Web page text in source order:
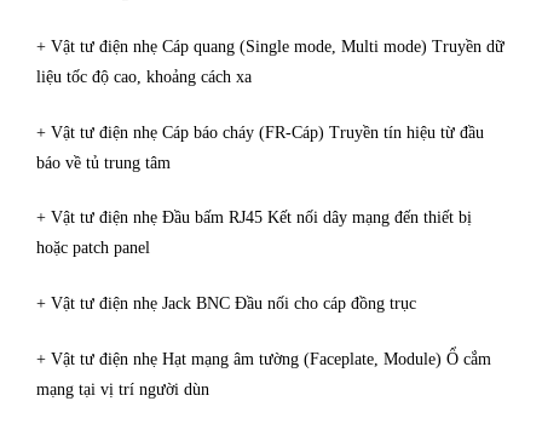
+ Vật tư điện nhẹ Cáp quang (Single mode, Multi mode) Truyền dữ
liệu tốc độ cao, khoảng cách xa
+ Vật tư điện nhẹ Cáp báo cháy (FR-Cáp) Truyền tín hiệu từ đầu
báo về tủ trung tâm
+ Vật tư điện nhẹ Đầu bấm RJ45 Kết nối dây mạng đến thiết bị
hoặc patch panel
+ Vật tư điện nhẹ Jack BNC Đầu nối cho cáp đồng trục
+ Vật tư điện nhẹ Hạt mạng âm tường (Faceplate, Module) Ổ cắm
mạng tại vị trí người dùn